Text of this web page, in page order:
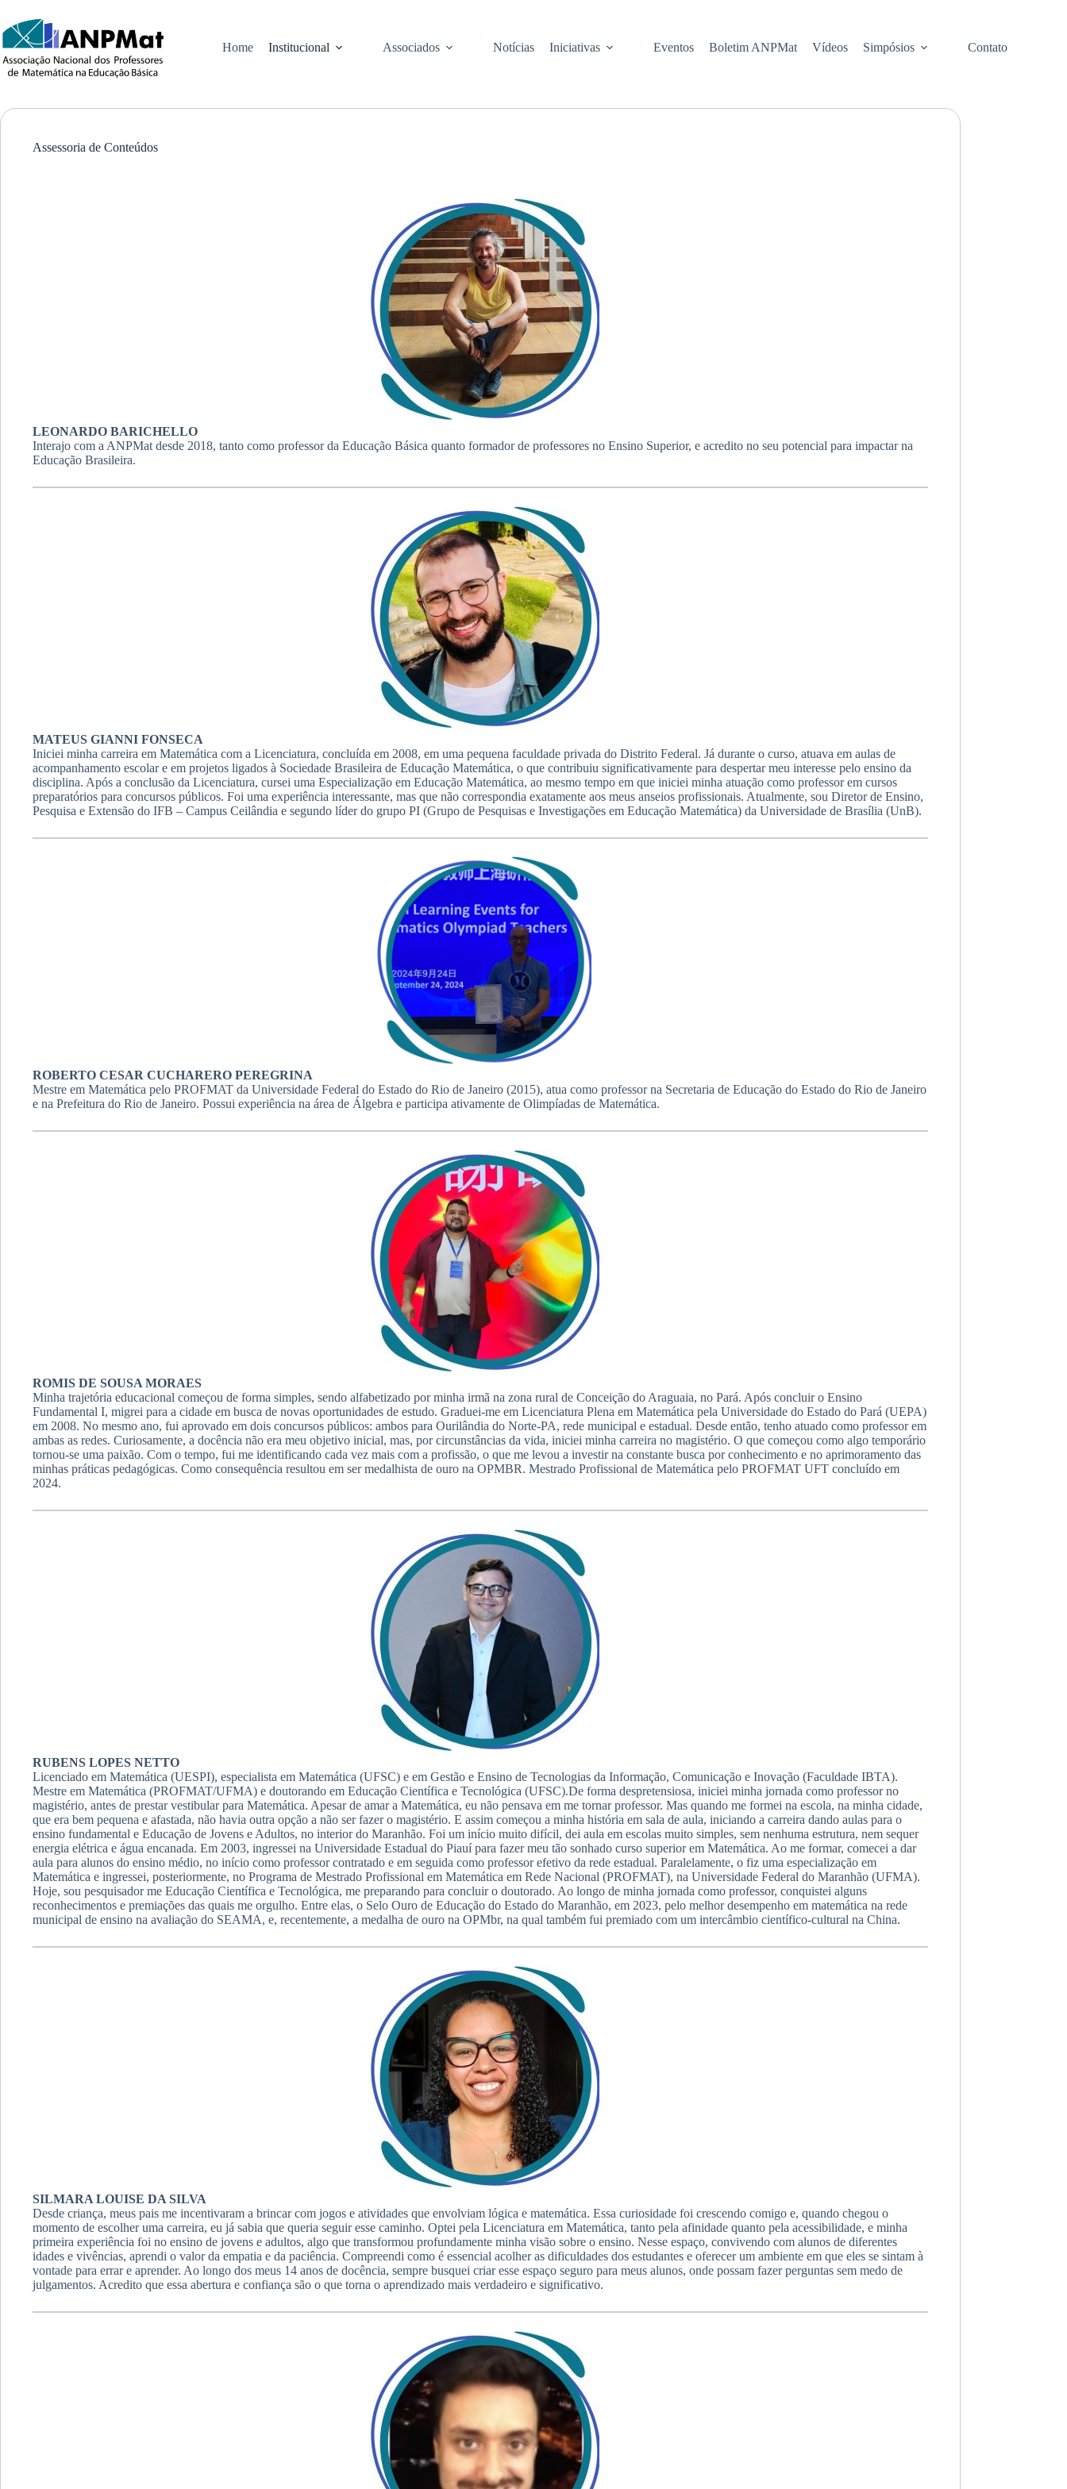
para
o
conteúdo
Home Institucional Associados Notícias Iniciativas Eventos Boletim ANPMat Vídeos Simpósios Contato
Assessoria de Conteúdos
LEONARDO BARICHELLO
Interajo com a ANPMat desde 2018, tanto como professor da Educação Básica quanto formador de professores no Ensino Superior, e acredito no seu potencial para impactar na
Educação Brasileira.
MATEUS GIANNI FONSECA
Iniciei minha carreira em Matemática com a Licenciatura, concluída em 2008, em uma pequena faculdade privada do Distrito Federal. Já durante o curso, atuava em aulas de
acompanhamento escolar e em projetos ligados à Sociedade Brasileira de Educação Matemática, o que contribuiu significativamente para despertar meu interesse pelo ensino da
disciplina. Após a conclusão da Licenciatura, cursei uma Especialização em Educação Matemática, ao mesmo tempo em que iniciei minha atuação como professor em cursos
preparatórios para concursos públicos. Foi uma experiência interessante, mas que não correspondia exatamente aos meus anseios profissionais. Atualmente, sou Diretor de Ensino,
Pesquisa e Extensão do IFB – Campus Ceilândia e segundo líder do grupo PI (Grupo de Pesquisas e Investigações em Educação Matemática) da Universidade de Brasília (UnB).
ROBERTO CESAR CUCHARERO PEREGRINA
Mestre em Matemática pelo PROFMAT da Universidade Federal do Estado do Rio de Janeiro (2015), atua como professor na Secretaria de Educação do Estado do Rio de Janeiro
e na Prefeitura do Rio de Janeiro. Possui experiência na área de Álgebra e participa ativamente de Olimpíadas de Matemática.
ROMIS DE SOUSA MORAES
Minha trajetória educacional começou de forma simples, sendo alfabetizado por minha irmã na zona rural de Conceição do Araguaia, no Pará. Após concluir o Ensino
Fundamental I, migrei para a cidade em busca de novas oportunidades de estudo. Graduei-me em Licenciatura Plena em Matemática pela Universidade do Estado do Pará (UEPA)
em 2008. No mesmo ano, fui aprovado em dois concursos públicos: ambos para Ourilândia do Norte-PA, rede municipal e estadual. Desde então, tenho atuado como professor em
ambas as redes. Curiosamente, a docência não era meu objetivo inicial, mas, por circunstâncias da vida, iniciei minha carreira no magistério. O que começou como algo temporário
tornou-se uma paixão. Com o tempo, fui me identificando cada vez mais com a profissão, o que me levou a investir na constante busca por conhecimento e no aprimoramento das
minhas práticas pedagógicas. Como consequência resultou em ser medalhista de ouro na OPMBR. Mestrado Profissional de Matemática pelo PROFMAT UFT concluído em
2024.
RUBENS LOPES NETTO
Licenciado em Matemática (UESPI), especialista em Matemática (UFSC) e em Gestão e Ensino de Tecnologias da Informação, Comunicação e Inovação (Faculdade IBTA).
Mestre em Matemática (PROFMAT/UFMA) e doutorando em Educação Científica e Tecnológica (UFSC).De forma despretensiosa, iniciei minha jornada como professor no
magistério, antes de prestar vestibular para Matemática. Apesar de amar a Matemática, eu não pensava em me tornar professor. Mas quando me formei na escola, na minha cidade,
que era bem pequena e afastada, não havia outra opção a não ser fazer o magistério. E assim começou a minha história em sala de aula, iniciando a carreira dando aulas para o
ensino fundamental e Educação de Jovens e Adultos, no interior do Maranhão. Foi um início muito difícil, dei aula em escolas muito simples, sem nenhuma estrutura, nem sequer
energia elétrica e água encanada. Em 2003, ingressei na Universidade Estadual do Piauí para fazer meu tão sonhado curso superior em Matemática. Ao me formar, comecei a dar
aula para alunos do ensino médio, no início como professor contratado e em seguida como professor efetivo da rede estadual. Paralelamente, o fiz uma especialização em
Matemática e ingressei, posteriormente, no Programa de Mestrado Profissional em Matemática em Rede Nacional (PROFMAT), na Universidade Federal do Maranhão (UFMA).
Hoje, sou pesquisador me Educação Científica e Tecnológica, me preparando para concluir o doutorado. Ao longo de minha jornada como professor, conquistei alguns
reconhecimentos e premiações das quais me orgulho. Entre elas, o Selo Ouro de Educação do Estado do Maranhão, em 2023, pelo melhor desempenho em matemática na rede
municipal de ensino na avaliação do SEAMA, e, recentemente, a medalha de ouro na OPMbr, na qual também fui premiado com um intercâmbio científico-cultural na China.
SILMARA LOUISE DA SILVA
Desde criança, meus pais me incentivaram a brincar com jogos e atividades que envolviam lógica e matemática. Essa curiosidade foi crescendo comigo e, quando chegou o
momento de escolher uma carreira, eu já sabia que queria seguir esse caminho. Optei pela Licenciatura em Matemática, tanto pela afinidade quanto pela acessibilidade, e minha
primeira experiência foi no ensino de jovens e adultos, algo que transformou profundamente minha visão sobre o ensino. Nesse espaço, convivendo com alunos de diferentes
idades e vivências, aprendi o valor da empatia e da paciência. Compreendi como é essencial acolher as dificuldades dos estudantes e oferecer um ambiente em que eles se sintam à
vontade para errar e aprender. Ao longo dos meus 14 anos de docência, sempre busquei criar esse espaço seguro para meus alunos, onde possam fazer perguntas sem medo de
julgamentos. Acredito que essa abertura e confiança são o que torna o aprendizado mais verdadeiro e significativo.